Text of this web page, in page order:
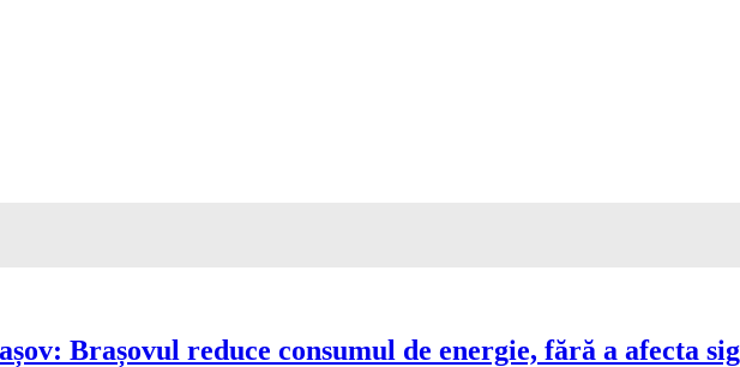
Brașovul reduce consumul de energie, fără a afecta